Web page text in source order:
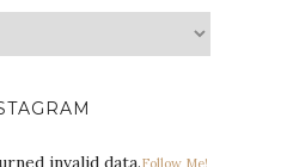
invalid data.Follow Me!